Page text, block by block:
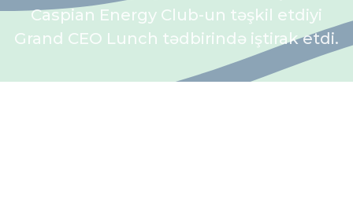
Caspian Energy Club-un təşkil etdiyi
Grand CEO Lunch tədbirində iştirak etdi.